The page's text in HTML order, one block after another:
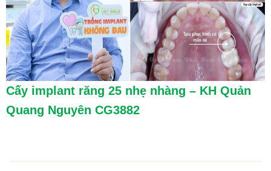
Cấy implant răng 25 nhẹ nhàng – KH Quản
Quang Nguyên CG3882